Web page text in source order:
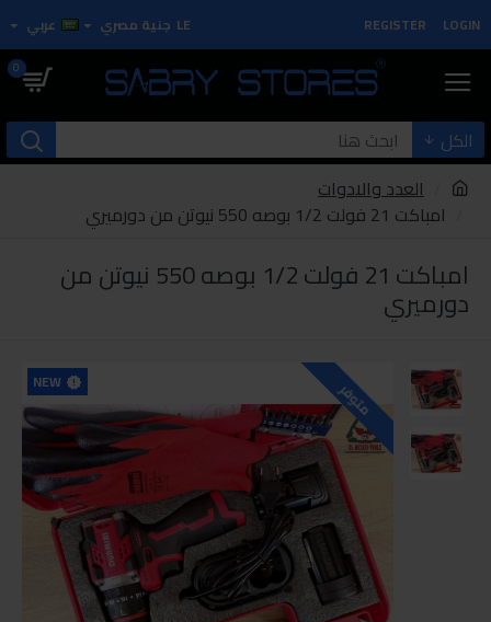
LOGIN
REGISTER
LE جنية مصري عربي
0
الكل
العدد والادوات
امباكت 21 فولت 1/2 بوصه 550 نيوتن من دورميري
امباكت 21 فولت 1/2 بوصه 550 نيوتن من
دورميري
NEW متوفر